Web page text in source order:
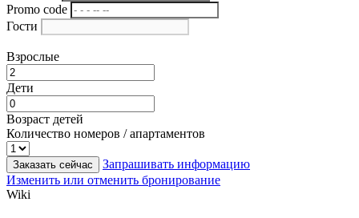
Promo code
Гости
Взрослые
Дети
Возраст детей
Количество номеров / апартаментов
Заказать сейчас
Запрашивать информацию
Изменить или отменить бронирование
Wiki